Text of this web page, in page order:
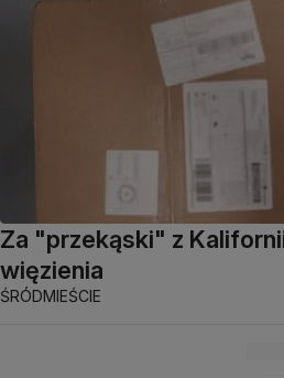
Za "przekąski" z
więzienia
ŚRÓDMIEŚCIE